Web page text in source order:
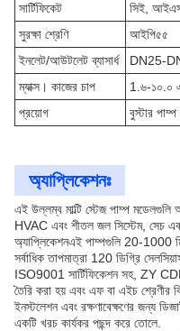
সার্টিফিকেট
সিই,
সুরক্ষা শ্রেণি
আইপি৫৫
ইনলেট/আউটলেট ব্যাসার্ধ
DN25-
ম্যাক্স। কাজের চাপ
1.৬-১০.০
প্রয়োগ
বুস্টার
অ্যাপ্লিকেশনঃ
এই উল্লম্ব মাল্টি স্টেজ পাম্প
HVAC এবং শীতল জল সিস্টেম, সেচ
অ্যাপ্লিকেশনএই পাম্পগুলি 20-1000 মি
সর্বাধিক তাপমাত্রা 120 ডিগ্রি
ISO9001 সার্টিফিকেশন সহ, ZY
তৈরি করা হয় এবং এফ বা এইচ শ্রেণীর
ইনস্টলেশন এবং রক্ষণাবেক্ষণের জন্য
একটি খরচ কার্যকর পছন্দ করে তোলে.